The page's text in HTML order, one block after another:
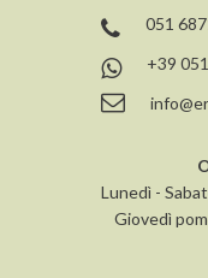
051
+39
Lunedì -
Giovedì